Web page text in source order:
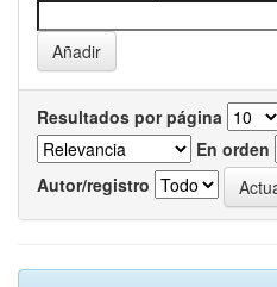
Resultados por página
En orden
Autor/registro